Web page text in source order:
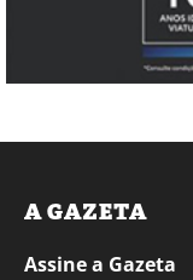
A GAZETA
Assine a Gazeta